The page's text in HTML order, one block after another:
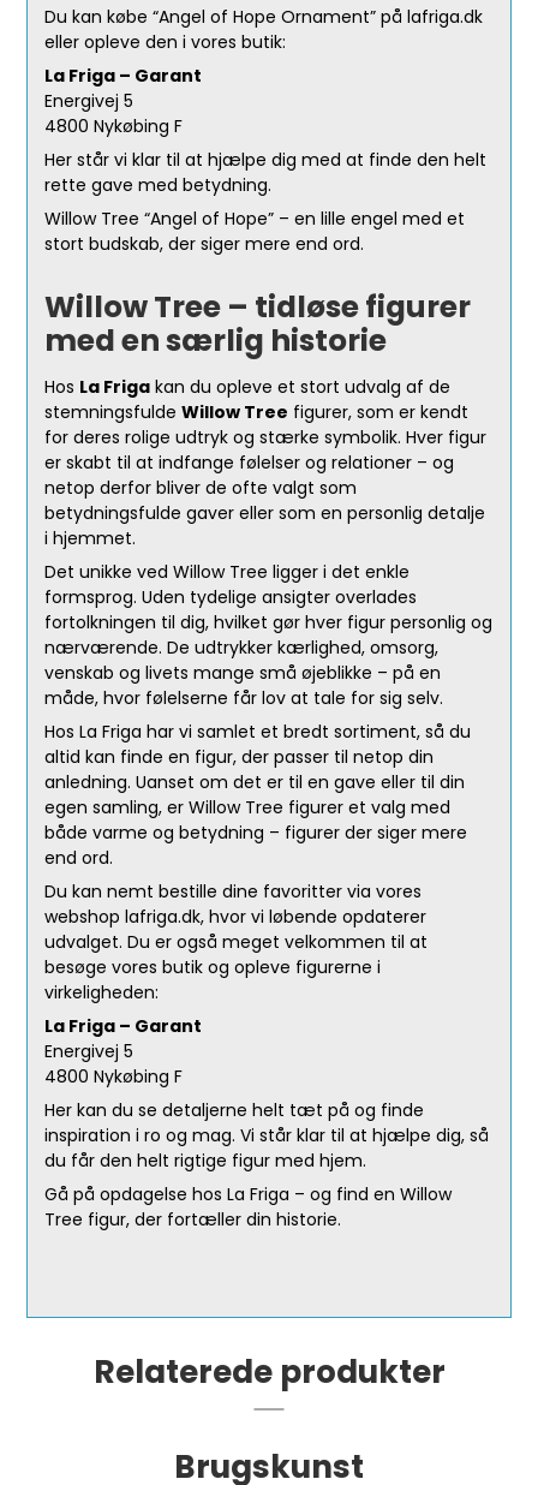
Du kan købe “Angel of Hope Ornament” på lafriga.dk
eller opleve den i vores butik:
La Friga – Garant
Energivej 5
4800 Nykøbing F
Her står vi klar til at hjælpe dig med at finde den helt
rette gave med betydning.
Willow Tree “Angel of Hope” – en lille engel med et
stort budskab, der siger mere end ord.
Willow Tree – tidløse figurer
med en særlig historie
Hos La Friga kan du opleve et stort udvalg af de
stemningsfuldeWillow Tree figurer, som er kendt
for deres rolige udtryk og stærke symbolik. Hver figur
er skabt til at indfange følelser og relationer – og
netop derfor bliver de ofte valgt som
betydningsfulde gaver eller som en personlig detalje
i hjemmet.
Det unikke ved Willow Tree ligger i det enkle
formsprog. Uden tydelige ansigter overlades
fortolkningen til dig, hvilket gør hver figur personlig og
nærværende. De udtrykker kærlighed, omsorg,
venskab og livets mange små øjeblikke – på en
måde, hvor følelserne får lov at tale for sig selv.
Hos La Friga har vi samlet et bredt sortiment, så du
altid kan finde en figur, der passer til netop din
anledning. Uanset om det er til en gave eller til din
egen samling, er Willow Tree figurer et valg med
både varme og betydning – figurer der siger mere
end ord.
Du kan nemt bestille dine favoritter via vores
webshop lafriga.dk, hvor vi løbende opdaterer
udvalget. Du er også meget velkommen til at
besøge vores butik og opleve figurerne i
virkeligheden:
La Friga – Garant
Energivej 5
4800 Nykøbing F
Her kan du se detaljerne helt tæt på og finde
inspiration i ro og mag. Vi står klar til at hjælpe dig, så
du får den helt rigtige figur med hjem.
Gå på opdagelse hos La Friga – og find en Willow
Tree figur, der fortæller din historie.
Relaterede produkter
Brugskunst